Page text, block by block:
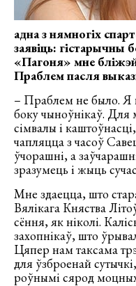
адна з нямногіх
заявіць: гістарычны
«Пагоня» мне
Праблем пасля
– Праблем не было. Я
боку чыноўнікаў. Для
сімвалы і
чапляцца з часоў
ўчорашні, а
зразумець і жыць
Мне здаецца, што
Вялікага Княства
сёння, як ніколі.
захопнікаў, што
Цяпер нам таксама
для ўзброенай
роўнымі сярод